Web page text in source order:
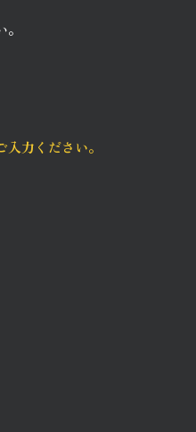
力ください。